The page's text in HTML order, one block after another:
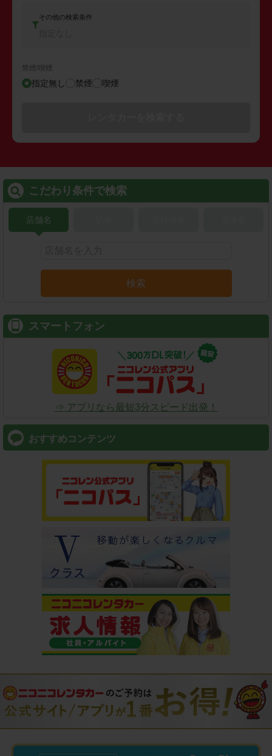
その他の検索条件
禁煙/喫煙
指定無し 禁煙 喫煙
こだわり条件で検索
店舗名
検索
スマートフォン
⇒ アプリなら最短3分スピード出発！
おすすめコンテンツ